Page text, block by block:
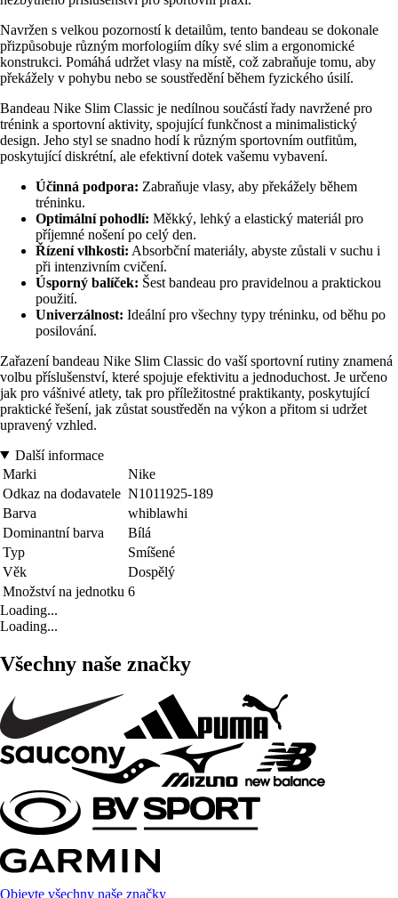
Navržen s velkou pozorností k detailům, tento bandeau se dokonale
přizpůsobuje různým morfologiím díky své slim a ergonomické
konstrukci. Pomáhá udržet vlasy na místě, což zabraňuje tomu, aby
překážely v pohybu nebo se soustředění během fyzického úsilí.
Bandeau Nike Slim Classic je nedílnou součástí řady navržené pro
trénink a sportovní aktivity, spojující funkčnost a minimalistický
design. Jeho styl se snadno hodí k různým sportovním outfitům,
poskytující diskrétní, ale efektivní dotek vašemu vybavení.
Účinná podpora: Zabraňuje vlasy, aby překážely během
tréninku.
Optimální pohodlí: Měkký, lehký a elastický materiál pro
příjemné nošení po celý den.
Řízení vlhkosti: Absorbční materiály, abyste zůstali v suchu i
při intenzivním cvičení.
Úsporný balíček: Šest bandeau pro pravidelnou a praktickou
použití.
Univerzálnost: Ideální pro všechny typy tréninku, od běhu po
posilování.
Zařazení bandeau Nike Slim Classic do vaší sportovní rutiny znamená
volbu příslušenství, které spojuje efektivitu a jednoduchost. Je určeno
jak pro vášnivé atlety, tak pro příležitostné praktikanty, poskytující
praktické řešení, jak zůstat soustředěn na výkon a přitom si udržet
upravený vzhled.
Další informace
Marki
Nike
Odkaz na dodavatele N1011925-189
Barva
whiblawhi
Dominantní barva
Bílá
Typ
Smíšené
Věk
Dospělý
Množství na jednotku 6
Loading...
Loading...
Všechny naše značky
Objevte všechny naše značky